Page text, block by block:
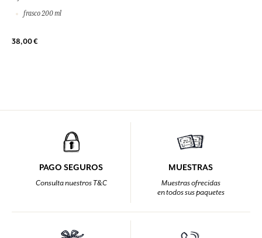
frasco 200 ml
38,00 €
PAGO SEGUROS
Consulta nuestros T&C
MUESTRAS
Muestras ofrecidas
en todos sus paquetes